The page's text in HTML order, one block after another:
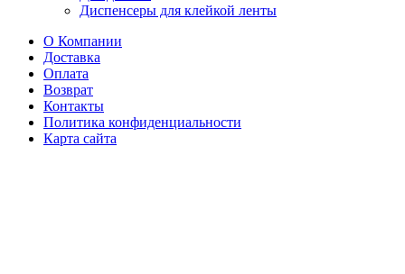
Диспенсеры для клейкой ленты
О Компании
Доставка
Оплата
Возврат
Контакты
Политика конфиденциальности
Карта сайта